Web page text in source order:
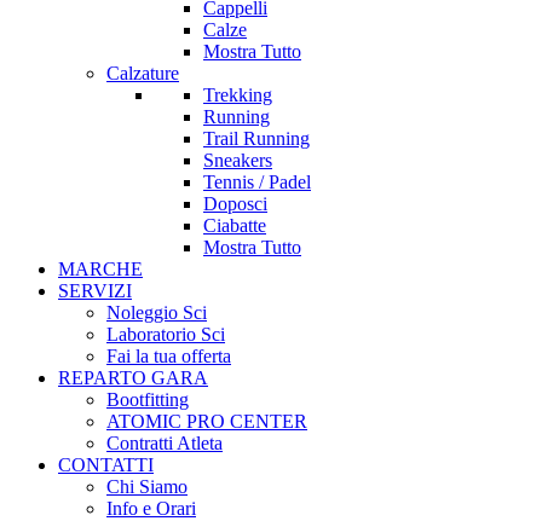
Cappelli
Calze
Mostra Tutto
Calzature
Trekking
Running
Trail Running
Sneakers
Tennis / Padel
Doposci
Ciabatte
Mostra Tutto
MARCHE
SERVIZI
Noleggio Sci
Laboratorio Sci
Fai la tua offerta
REPARTO GARA
Bootfitting
ATOMIC PRO CENTER
Contratti Atleta
CONTATTI
Chi Siamo
Info e Orari